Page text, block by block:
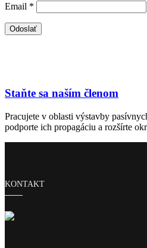
Email *
Staňte sa naším členom
Pracujete v oblasti výstavby
podporte ich propagáciu a rozšírte
KONTAKT